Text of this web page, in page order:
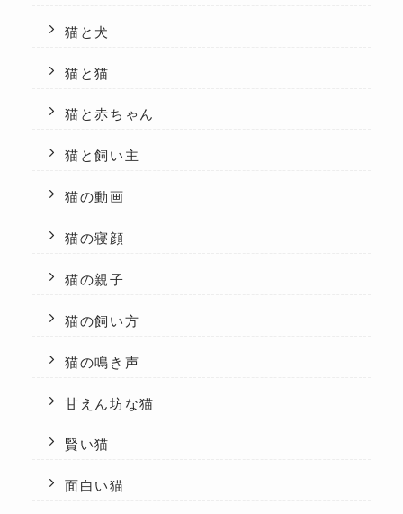
猫と犬
猫と猫
猫と赤ちゃん
猫と飼い主
猫の動画
猫の寝顔
猫の親子
猫の飼い方
猫の鳴き声
甘えん坊な猫
賢い猫
面白い猫